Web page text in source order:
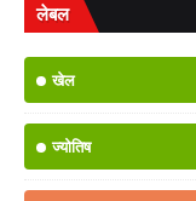
लेबल
खेल
ज्योतिष